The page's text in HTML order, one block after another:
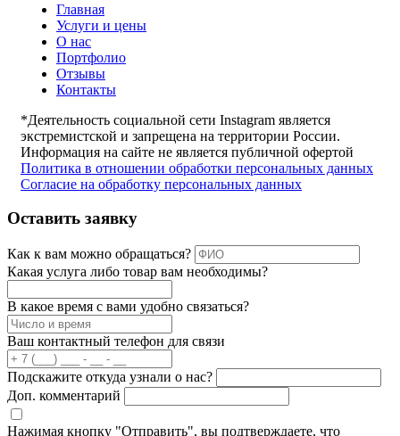
Главная
Услуги и цены
О нас
Портфолио
Отзывы
Контакты
*Деятельность социальной сети Instagram является
экстремистской и запрещена на территории России.
Информация на сайте не является публичной офертой
Политика в отношении обработки персональных данных
Согласие на обработку персональных данных
Оставить заявку
Как к вам можно обращаться?
Какая услуга либо товар вам необходимы?
В какое время с вами удобно связаться?
Ваш контактный телефон для связи
Подскажите откуда узнали о нас?
Доп. комментарий
Нажимая кнопку "Отправить", вы подтверждаете, что